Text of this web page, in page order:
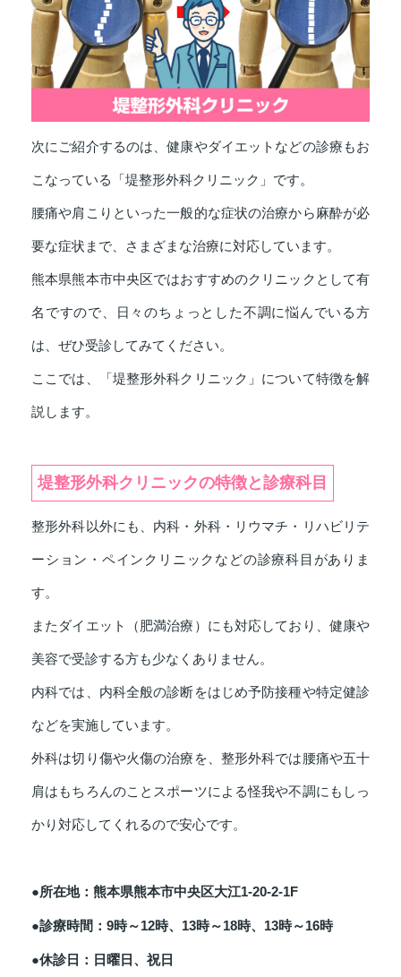
次にご紹介するのは、健康やダイエットなどの診療もお
こなっている「堤整形外科クリニック」です。
腰痛や肩こりといった一般的な症状の治療から麻酔が必
要な症状まで、さまざまな治療に対応しています。
熊本県熊本市中央区ではおすすめのクリニックとして有
名ですので、日々のちょっとした不調に悩んでいる方
は、ぜひ受診してみてください。
ここでは、「堤整形外科クリニック」について特徴を解
説します。
堤整形外科クリニックの特徴と診療科目
整形外科以外にも、内科・外科・リウマチ・リハビリテ
ーション・ペインクリニックなどの診療科目がありま
す。
またダイエット（肥満治療）にも対応しており、健康や
美容で受診する方も少なくありません。
内科では、内科全般の診断をはじめ予防接種や特定健診
などを実施しています。
外科は切り傷や火傷の治療を、整形外科では腰痛や五十
肩はもちろんのことスポーツによる怪我や不調にもしっ
かり対応してくれるので安心です。
●所在地：熊本県熊本市中央区大江1-20-2-1F
●診療時間：9時～12時、13時～18時、13時～16時
●休診日：日曜日、祝日